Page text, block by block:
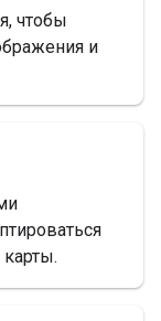
чтобы
и